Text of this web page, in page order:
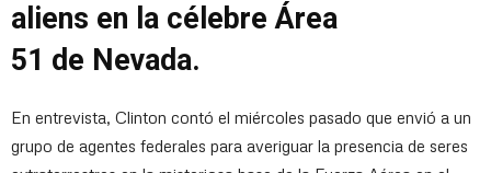
aliens en la célebre Área
51 de Nevada.
En entrevista, Clinton contó el miércoles pasado que envió a un
grupo de agentes federales para averiguar la presencia de seres